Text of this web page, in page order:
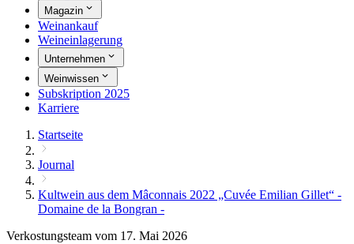
Magazin
Weinankauf
Weineinlagerung
Unternehmen
Weinwissen
Subskription 2025
Karriere
Startseite
Journal
Kultwein aus dem Mâconnais 2022 „Cuvée Emilian Gillet“ -
Domaine de la Bongran -
Verkostungsteam vom 17. Mai 2026